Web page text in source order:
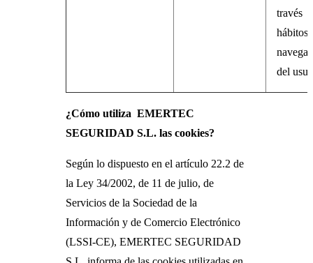
través
del
¿Cómo utiliza EMERTEC
SEGURIDAD S.L. las cookies?
Según lo dispuesto en el artículo 22.2 de
la Ley 34/2002, de 11 de julio, de
Servicios de la Sociedad de la
Información y de Comercio Electrónico
(LSSI-CE), EMERTEC SEGURIDAD